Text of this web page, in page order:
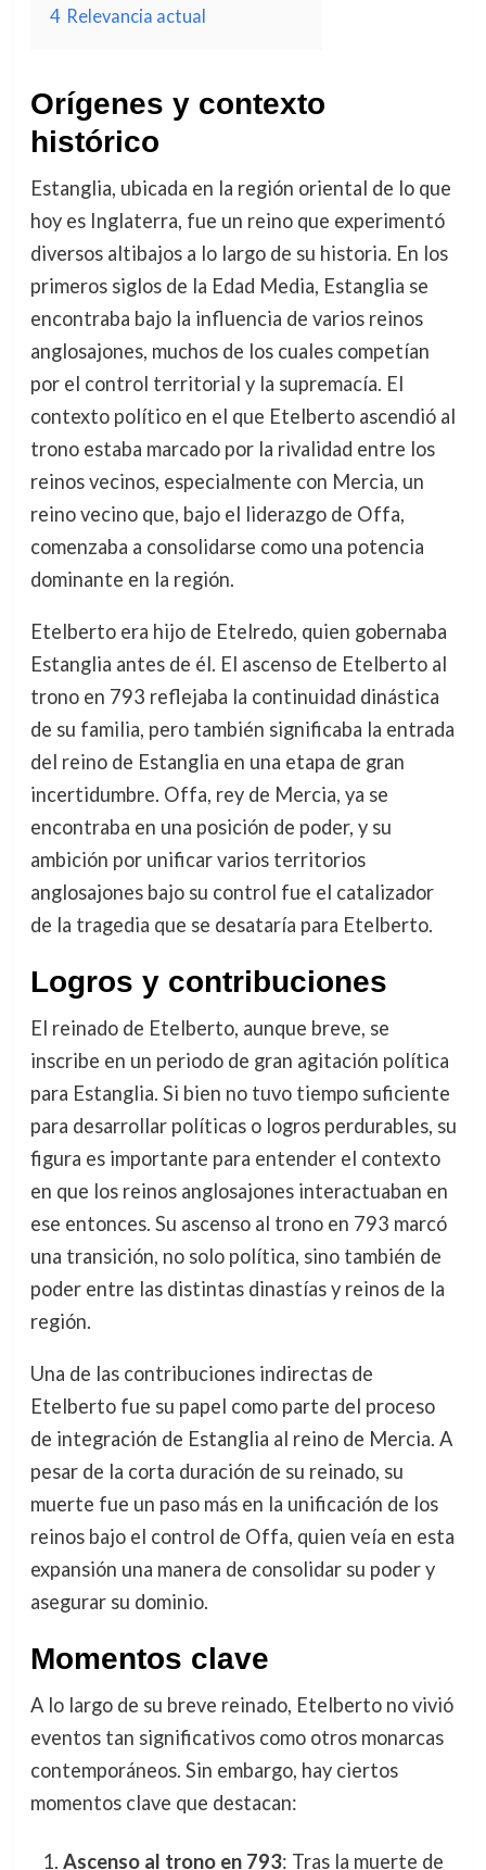
4 Relevancia actual
Orígenes y contexto
histórico
Estanglia, ubicada en la región oriental de lo que
hoy es Inglaterra, fue un reino que experimentó
diversos altibajos a lo largo de su historia. En los
primeros siglos de la Edad Media, Estanglia se
encontraba bajo la influencia de varios reinos
anglosajones, muchos de los cuales competían
por el control territorial y la supremacía. El
contexto político en el que Etelberto ascendió al
trono estaba marcado por la rivalidad entre los
reinos vecinos, especialmente con Mercia, un
reino vecino que, bajo el liderazgo de Offa,
comenzaba a consolidarse como una potencia
dominante en la región.
Etelberto era hijo de Etelredo, quien gobernaba
Estanglia antes de él. El ascenso de Etelberto al
trono en 793 reflejaba la continuidad dinástica
de su familia, pero también significaba la entrada
del reino de Estanglia en una etapa de gran
incertidumbre. Offa, rey de Mercia, ya se
encontraba en una posición de poder, y su
ambición por unificar varios territorios
anglosajones bajo su control fue el catalizador
de la tragedia que se desataría para Etelberto.
Logros y contribuciones
El reinado de Etelberto, aunque breve, se
inscribe en un periodo de gran agitación política
para Estanglia. Si bien no tuvo tiempo suficiente
para desarrollar políticas o logros perdurables, su
figura es importante para entender el contexto
en que los reinos anglosajones interactuaban en
ese entonces. Su ascenso al trono en 793 marcó
una transición, no solo política, sino también de
poder entre las distintas dinastías y reinos de la
región.
Una de las contribuciones indirectas de
Etelberto fue su papel como parte del proceso
de integración de Estanglia al reino de Mercia. A
pesar de la corta duración de su reinado, su
muerte fue un paso más en la unificación de los
reinos bajo el control de Offa, quien veía en esta
expansión una manera de consolidar su poder y
asegurar su dominio.
Momentos clave
A lo largo de su breve reinado, Etelberto no vivió
eventos tan significativos como otros monarcas
contemporáneos. Sin embargo, hay ciertos
momentos clave que destacan:
Ascenso al trono en 793: Tras la muerte de